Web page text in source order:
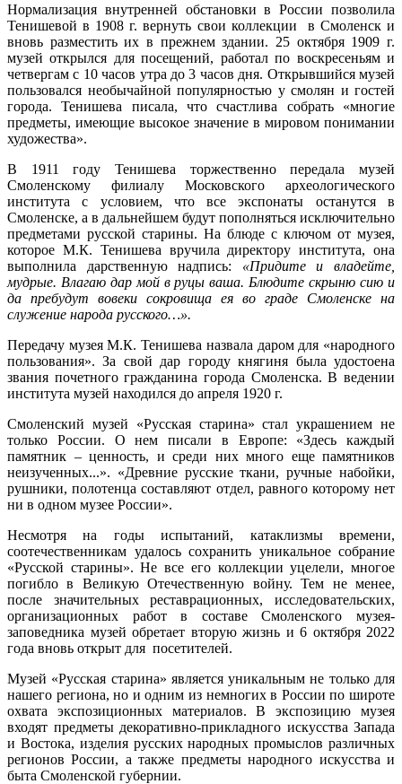
Нормализация внутренней обстановки в России позволила
Тенишевой в 1908 г. вернуть свои коллекции в Смоленск и
вновь разместить их в прежнем здании. 25 октября 1909 г.
музей открылся для посещений, работал по воскресеньям и
четвергам с 10 часов утра до 3 часов дня. Открывшийся музей
пользовался необычайной популярностью у смолян и гостей
города. Тенишева писала, что счастлива собрать «многие
предметы, имеющие высокое значение в мировом понимании
художества».
В 1911 году Тенишева торжественно передала музей
Смоленскому филиалу Московского археологического
института с условием, что все экспонаты останутся в
Смоленске, а в дальнейшем будут пополняться исключительно
предметами русской старины. На блюде с ключом от музея,
которое М.К. Тенишева вручила директору института, она
выполнила дарственную надпись: «Придите и владейте,
мудрые. Влагаю дар мой в руцы ваша. Блюдите скрыню сию и
да пребудут вовеки сокровища ея во граде Смоленске на
служение народа русского…».
Передачу музея М.К. Тенишева назвала даром для «народного
пользования». За свой дар городу княгиня была удостоена
звания почетного гражданина города Смоленска. В ведении
института музей находился до апреля 1920 г.
Смоленский музей «Русская старина» стал украшением не
только России. О нем писали в Европе: «Здесь каждый
памятник – ценность, и среди них много еще памятников
неизученных...». «Древние русские ткани, ручные набойки,
рушники, полотенца составляют отдел, равного которому нет
ни в одном музее России».
Несмотря на годы испытаний, катаклизмы времени,
соотечественникам удалось сохранить уникальное собрание
«Русской старины». Не все его коллекции уцелели, многое
погибло в Великую Отечественную войну. Тем не менее,
после значительных реставрационных, исследовательских,
организационных работ в составе Смоленского музея-
заповедника музей обретает вторую жизнь и 6 октября 2022
года вновь открыт для посетителей.
Музей «Русская старина» является уникальным не только для
нашего региона, но и одним из немногих в России по широте
охвата экспозиционных материалов. В экспозицию музея
входят предметы декоративно-прикладного искусства Запада
и Востока, изделия русских народных промыслов различных
регионов России, а также предметы народного искусства и
быта Смоленской губернии.